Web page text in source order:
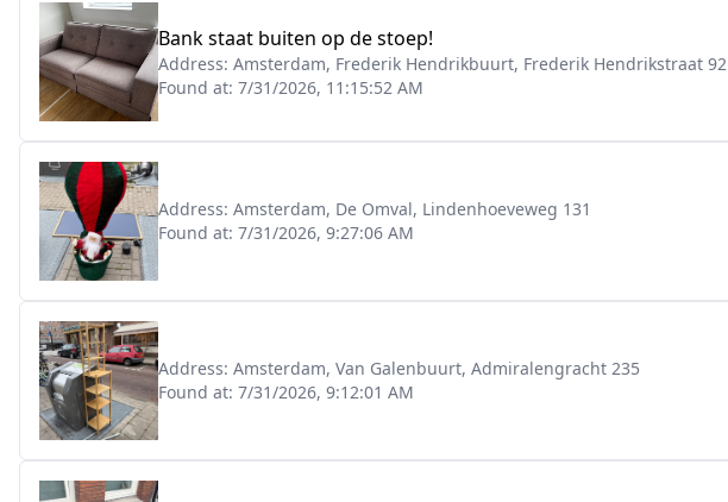
Bank staat buiten op de stoep!
Address: Amsterdam, Frederik Hendrikbuurt, Frederik Hendrikstraat 92
Found at: 7/31/2026, 11:15:52 AM
Address: Amsterdam, De Omval, Lindenhoeveweg 131
Found at: 7/31/2026, 9:27:06 AM
Address: Amsterdam, Van Galenbuurt, Admiralengracht 235
Found at: 7/31/2026, 9:12:01 AM